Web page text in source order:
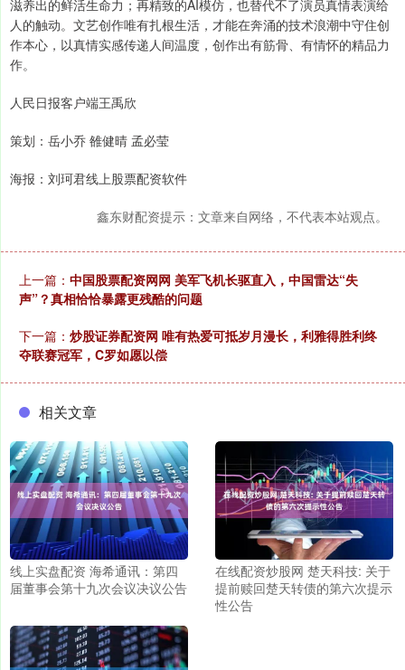
滋养出的鲜活生命力；再精致的AI模仿，也替代不了演员真情表演给
人的触动。文艺创作唯有扎根生活，才能在奔涌的技术浪潮中守住创
作本心，以真情实感传递人间温度，创作出有筋骨、有情怀的精品力
作。
人民日报客户端王禹欣
策划：岳小乔 雒健晴 孟必莹
海报：刘珂君线上股票配资软件
鑫东财配资提示：文章来自网络，不代表本站观点。
上一篇： 中国股票配资网网 美军飞机长驱直入，中国雷达“失
声”？真相恰恰暴露更残酷的问题
下一篇： 炒股证券配资网 唯有热爱可抵岁月漫长，利雅得胜利终
夺联赛冠军，C罗如愿以偿
相关文章
线上实盘配资 海希通讯：第四
届董事会第十九次会议决议公告
在线配资炒股网 楚天科技: 关于
提前赎回楚天转债的第六次提示
性公告